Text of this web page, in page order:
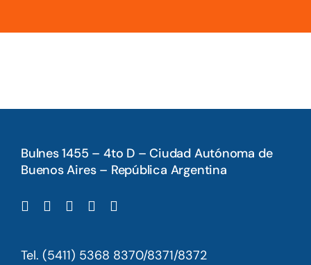
Bulnes 1455 – 4to D – Ciudad Autónoma de
Buenos Aires – República Argentina
Tel. (5411) 5368 8370/8371/8372